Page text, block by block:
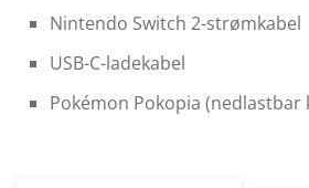
Nintendo Switch 2-strømkabel
USB-C-ladekabel
Pokémon Pokopia (nedlastbar